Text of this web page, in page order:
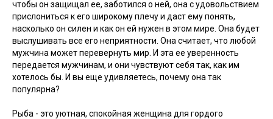
чтобы он защищал ее, заботился о ней, она с удовольствием
прислониться к его широкому плечу и даст ему понять,
насколько он силен и как он ей нужен в этом мире. Она будет
выслушивать все его неприятности. Она считает, что любой
мужчина может перевернуть мир. И эта ее уверенность
передается мужчинам, и они чувствуют себя так, как им
хотелось бы. И вы еще удивляетесь, почему она так
популярна?
Рыба - это уютная, спокойная женщина для гордого